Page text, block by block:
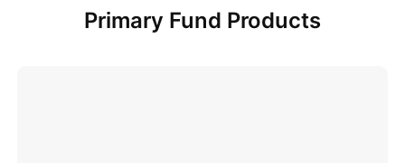
Primary Fund Products